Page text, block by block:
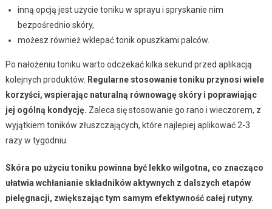
inną opcją jest użycie toniku w sprayu i spryskanie nim
bezpośrednio skóry,
możesz również wklepać tonik opuszkami palców.
Po nałożeniu toniku warto odczekać kilka sekund przed aplikacją
kolejnych produktów. Regularne stosowanie toniku przynosi wiele
korzyści, wspierając naturalną równowagę skóry i poprawiając
jej ogólną kondycję. Zaleca się stosowanie go rano i wieczorem, z
wyjątkiem toników złuszczających, które najlepiej aplikować 2-3
razy w tygodniu.
Skóra po użyciu toniku powinna być lekko wilgotna, co znacząco
ułatwia wchłanianie składników aktywnych z dalszych etapów
pielęgnacji, zwiększając tym samym efektywność całej rutyny.